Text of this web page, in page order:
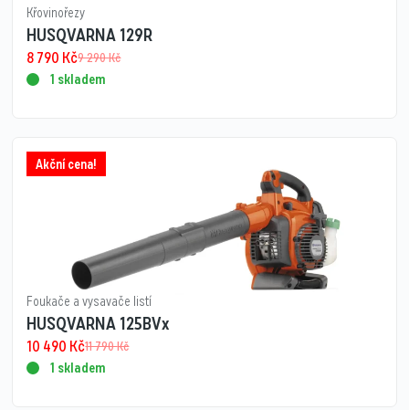
Křovinořezy
HUSQVARNA 129R
9 290Kč
8 790 Kč
1 skladem
Akční cena!
Foukače a vysavače listí
HUSQVARNA 125BVx
11 790Kč
10 490 Kč
1 skladem